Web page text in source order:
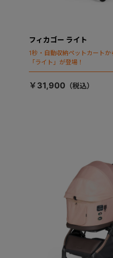
フィカゴー ライト
1秒・自動収納ペットカート
「ライト」が登場！
￥31,900